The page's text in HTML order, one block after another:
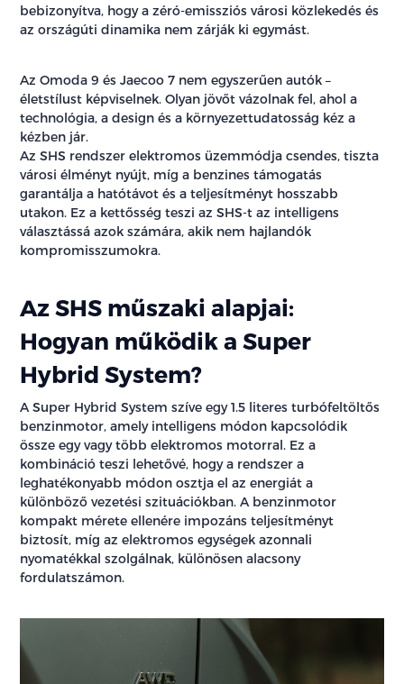
bebizonyítva, hogy a zéró-emissziós városi közlekedés és
az országúti dinamika nem zárják ki egymást.
Az Omoda 9 és Jaecoo 7 nem egyszerűen autók –
életstílust képviselnek. Olyan jövőt vázolnak fel, ahol a
technológia, a design és a környezettudatosság kéz a
kézben jár.
Az SHS rendszer elektromos üzemmódja csendes, tiszta
városi élményt nyújt, míg a benzines támogatás
garantálja a hatótávot és a teljesítményt hosszabb
utakon. Ez a kettősség teszi az SHS-t az intelligens
választássá azok számára, akik nem hajlandók
kompromisszumokra.
Az SHS műszaki alapjai:
Hogyan működik a Super
Hybrid System?
A Super Hybrid System szíve egy 1.5 literes turbófeltöltős
benzinmotor, amely intelligens módon kapcsolódik
össze egy vagy több elektromos motorral. Ez a
kombináció teszi lehetővé, hogy a rendszer a
leghatékonyabb módon osztja el az energiát a
különböző vezetési szituációkban. A benzinmotor
kompakt mérete ellenére impozáns teljesítményt
biztosít, míg az elektromos egységek azonnali
nyomatékkal szolgálnak, különösen alacsony
fordulatszámon.